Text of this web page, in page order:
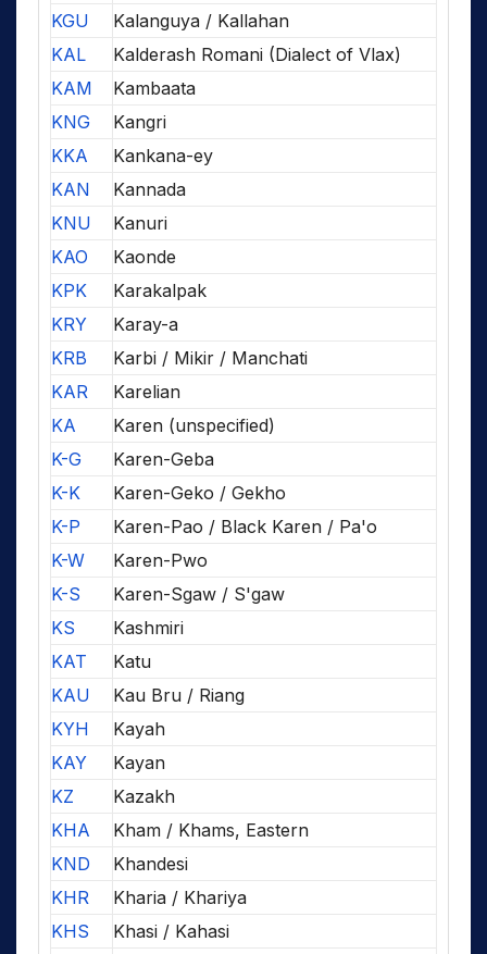
KGU
Kalanguya / Kallahan
KAL
Kalderash Romani (Dialect of Vlax)
KAM
Kambaata
KNG
Kangri
KKA
Kankana-ey
KAN
Kannada
KNU
Kanuri
KAO
Kaonde
KPK
Karakalpak
KRY
Karay-a
KRB
Karbi / Mikir / Manchati
KAR
Karelian
KA
Karen (unspecified)
K-G
Karen-Geba
K-K
Karen-Geko / Gekho
K-P
Karen-Pao / Black Karen / Pa'o
K-W
Karen-Pwo
K-S
Karen-Sgaw / S'gaw
KS
Kashmiri
KAT
Katu
KAU
Kau Bru / Riang
KYH
Kayah
KAY
Kayan
KZ
Kazakh
KHA
Kham / Khams, Eastern
KND
Khandesi
KHR
Kharia / Khariya
KHS
Khasi / Kahasi